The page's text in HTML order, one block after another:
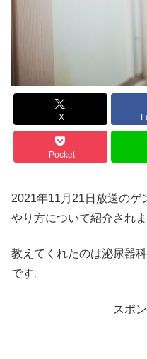
X
Pocket
2021年11月21日放送のゲ
やり方について紹介されま
教えてくれたのは泌尿器
です。
スポ